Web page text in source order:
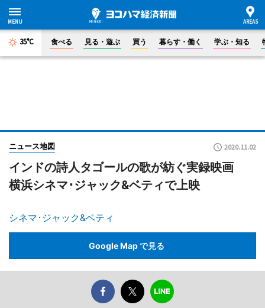
35°C 食べる 見る・遊ぶ 買う 暮らす・働く 学ぶ・知る
ニュース地図 2020.11.02
インドの詩人タゴールの歌が紡ぐ実録映画
横浜シネマ･ジャック&ベティで上映
シネマ･ジャック&ベティ
Google Map で見る